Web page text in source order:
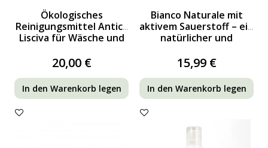
Ökologisches
Reinigungsmittel Antica
Lisciva für Wäsche und
Oberflächen
20,00 €
In den Warenkorb legen
Bianco Naturale mit
aktivem Sauerstoff – ein
natürlicher und
15,99 €
In den Warenkorb legen